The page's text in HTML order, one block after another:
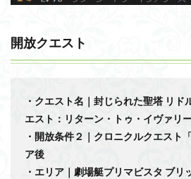
開放クエスト
・クエスト名｜封じられた聖塔 リド
エスト：リターン・トゥ・イヴァリー
・開放条件２｜クロニクルクエスト
ア後
・エリア｜劇場艇プリマビスタ ブリ